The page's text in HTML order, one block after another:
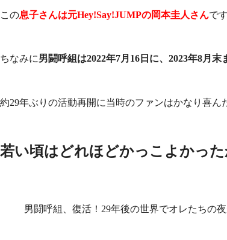
この息子さんは元Hey!Say!JUMPの岡本圭人さんです
ちなみに男闘呼組は2022年7月16日に、2023年8月末
約29年ぶりの活動再開に当時のファンはかなり喜ん
若い頃はどれほどかっこよかった
男闘呼組、復活！29年後の世界でオレたちの